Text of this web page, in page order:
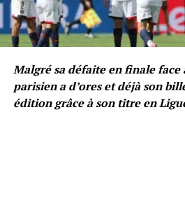
Malgré sa défaite en finale face
parisien a d’ores et déjà son
édition grâce à son titre en